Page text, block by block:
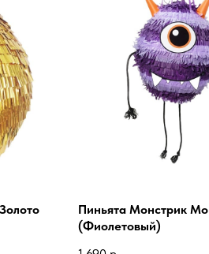
Пиньята Монстрик Мо
(Фиолетовый)